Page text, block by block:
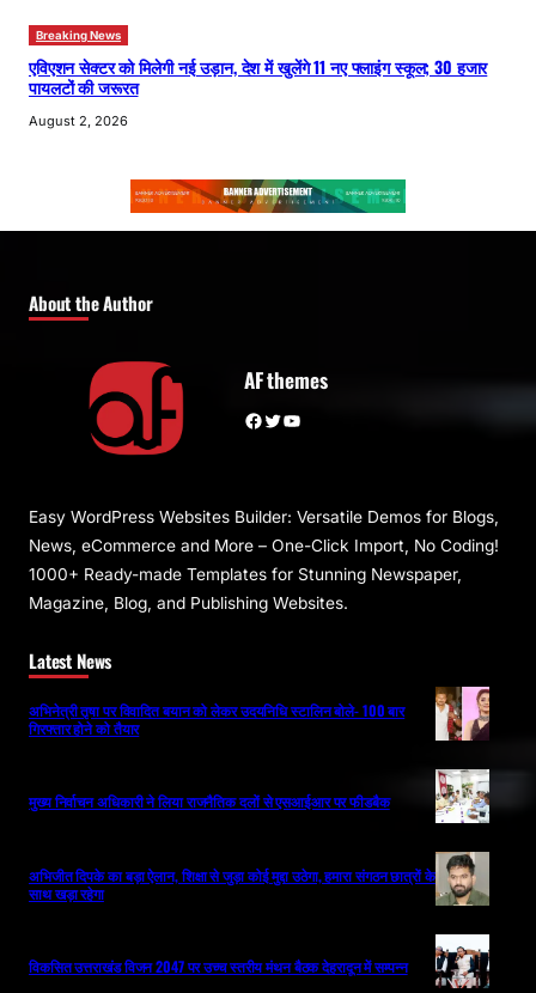
Breaking News
एविएशन सेक्टर को मिलेगी नई उड़ान, देश में खुलेंगे 11 नए फ्लाइंग स्कूल; 30 हजार
पायलटों की जरूरत
August 2, 2026
About the Author
AF themes
Facebook Twitter YouTube
Easy WordPress Websites Builder: Versatile Demos for Blogs,
News, eCommerce and More – One-Click Import, No Coding!
1000+ Ready-made Templates for Stunning Newspaper,
Magazine, Blog, and Publishing Websites.
Latest News
अभिनेत्री तृषा पर विवादित बयान को लेकर उदयनिधि स्टालिन बोले- 100 बार
गिरफ्तार होने को तैयार
मुख्य निर्वाचन अधिकारी ने लिया राजनैतिक दलों से एसआईआर पर फीडबैक
अभिजीत दिपके का बड़ा ऐलान, शिक्षा से जुड़ा कोई मुद्दा उठेगा, हमारा संगठन छात्रों के
साथ खड़ा रहेगा
विकसित उत्तराखंड विजन 2047 पर उच्च स्तरीय मंथन बैठक देहरादून में सम्पन्न